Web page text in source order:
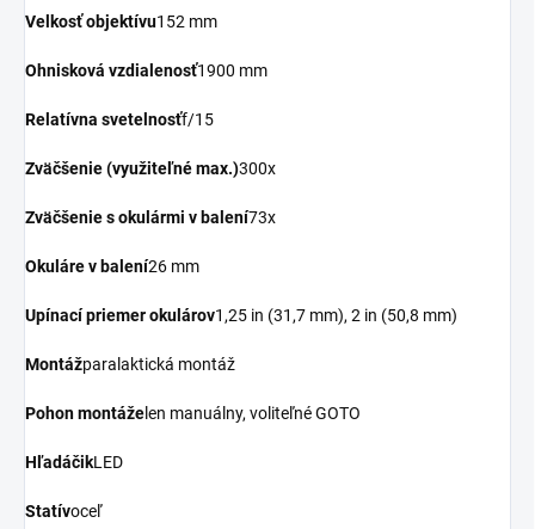
Velkosť objektívu152 mm
Ohnisková vzdialenosť1900 mm
Relatívna svetelnosťf/15
Zväčšenie (využiteľné max.)300x
Zväčšenie s okulármi v balení73x
Okuláre v balení26 mm
Upínací priemer okulárov1,25 in (31,7 mm), 2 in (50,8 mm)
Montážparalaktická montáž
Pohon montáželen manuálny, voliteľné GOTO
HľadáčikLED
Statívoceľ